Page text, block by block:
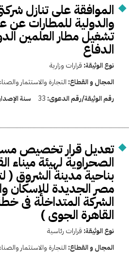
الموافقة على تنازل
والدولية للمطارات عن
تشغيل مطار العلمين
الدفاع
نوع الوثيقة: قرارات وزارية
المجال و القطاع: التجارة والاستثمار
رقم الوثيقة/رقم الدعوى: 33 سنة
تعديل قرار تخصيص
الصحراوية لهيئة ميناء
بناحية مدينة الشروق
مصر الجديدة للإسكان
الشركة المتداخلة فى
القاهرة الجوى )
نوع الوثيقة: قرارات رئاسية
المجال و القطاع: التجارة والاستثمار